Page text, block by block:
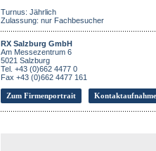
Turnus: Jährlich
Zulassung: nur Fachbesucher
RX Salzburg GmbH
Am Messezentrum 6
5021 Salzburg
Tel. +43 (0)662 4477 0
Fax +43 (0)662 4477 161
Zum Firmenportrait Kontaktaufnahme